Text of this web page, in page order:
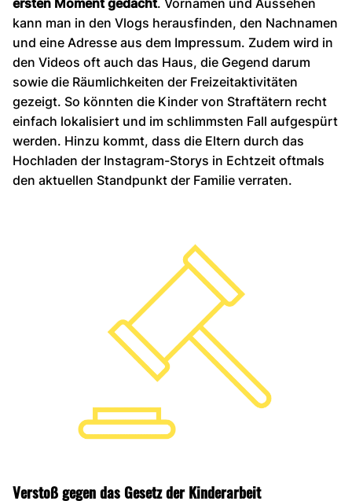
kann man in den Vlogs herausfinden, den Nachnamen
und eine Adresse aus dem Impressum. Zudem wird in
den Videos oft auch das Haus, die Gegend darum
sowie die Räumlichkeiten der Freizeitaktivitäten
gezeigt. So könnten die Kinder von Straftätern recht
einfach lokalisiert und im schlimmsten Fall aufgespürt
werden. Hinzu kommt, dass die Eltern durch das
Hochladen der Instagram-Storys in Echtzeit oftmals
den aktuellen Standpunkt der Familie verraten.
Verstoß gegen das Gesetz der Kinderarbeit